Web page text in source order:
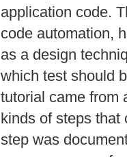
application code.
code automation,
as a design
which test should
tutorial came from
kinds of steps that
step was